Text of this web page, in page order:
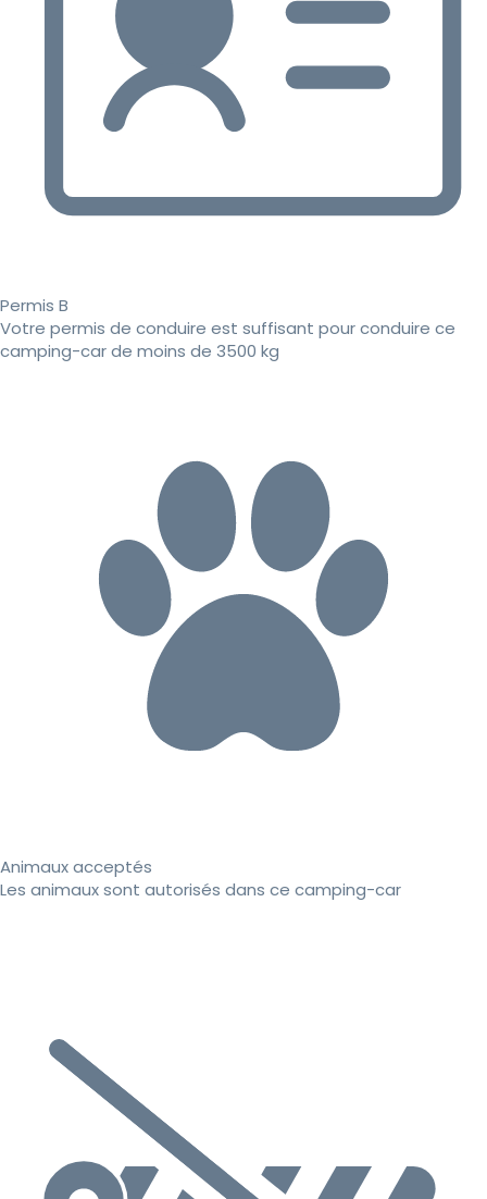
Permis B
Votre permis de conduire est suffisant pour conduire ce
camping-car de moins de 3500 kg
Animaux acceptés
Les animaux sont autorisés dans ce camping-car